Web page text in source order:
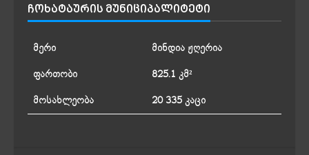
ᲩᲝᲮᲐᲢᲐᲣᲠᲘᲡ ᲛᲣᲜᲘᲪᲘᲞᲐᲚᲘᲢᲔᲢᲘ
მერი
მინდია ჟღერია
ფართობი
825.1 კმ²
მოსახლეობა
20 335 კაცი